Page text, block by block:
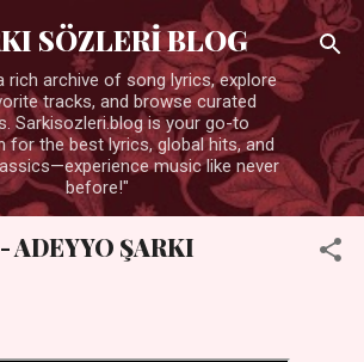
Ana içeriğe atla
SÖZLERİ BLOG
rich archive of song lyrics, explore
tracks, and browse curated
Sarkisozleri.blog is your go-to
for the best lyrics, global hits, and
music like never
before!"
ADEYYO ŞARKI